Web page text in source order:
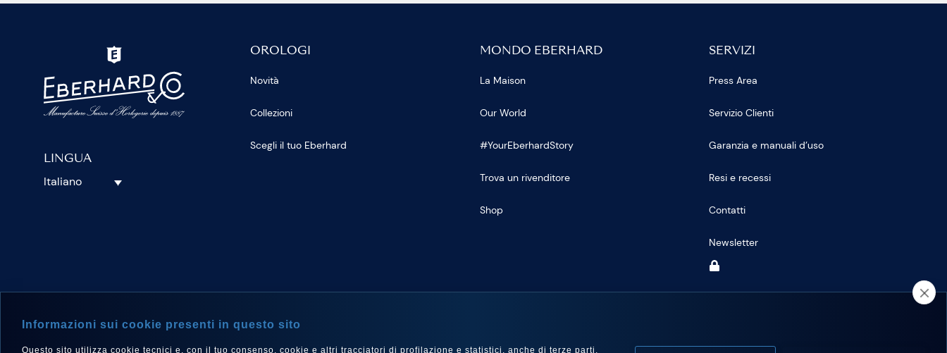
LINGUA
Italiano
OROLOGI
Novità
Collezioni
Scegli il tuo Eberhard
MONDO EBERHARD
La Maison
Our World
#YourEberhardStory
Trova un rivenditore
Shop
SERVIZI
Press Area
Servizio Clienti
Garanzia e manuali d’uso
Resi e recessi
Contatti
Newsletter
Informazioni sui cookie presenti in questo sito
Questo sito utilizza cookie tecnici e, con il tuo consenso, cookie e altri tracciatori di profilazione e statistici, anche di terze parti,